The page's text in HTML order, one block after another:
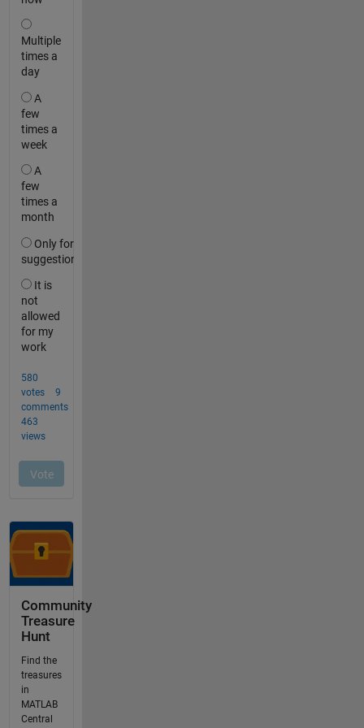
Community
Treasure
Hunt
Find the
treasures
in
MATLAB
Central